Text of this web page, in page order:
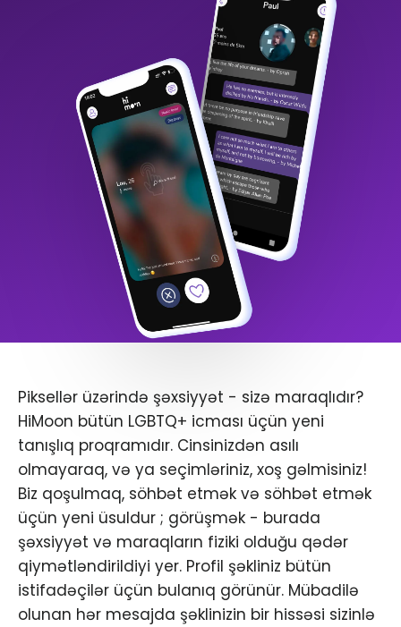
Piksellər üzərində şəxsiyyət - sizə maraqlıdır?
HiMoon bütün LGBTQ+ icması üçün yeni
tanışlıq proqramıdır. Cinsinizdən asılı
olmayaraq, və ya seçimləriniz, xoş gəlmisiniz!
Biz qoşulmaq, söhbət etmək və söhbət etmək
üçün yeni üsuldur ; görüşmək - burada
şəxsiyyət və maraqların fiziki olduğu qədər
qiymətləndirildiyi yer. Profil şəkliniz bütün
istifadəçilər üçün bulanıq görünür. Mübadilə
olunan hər mesajda şəklinizin bir hissəsi sizinlə